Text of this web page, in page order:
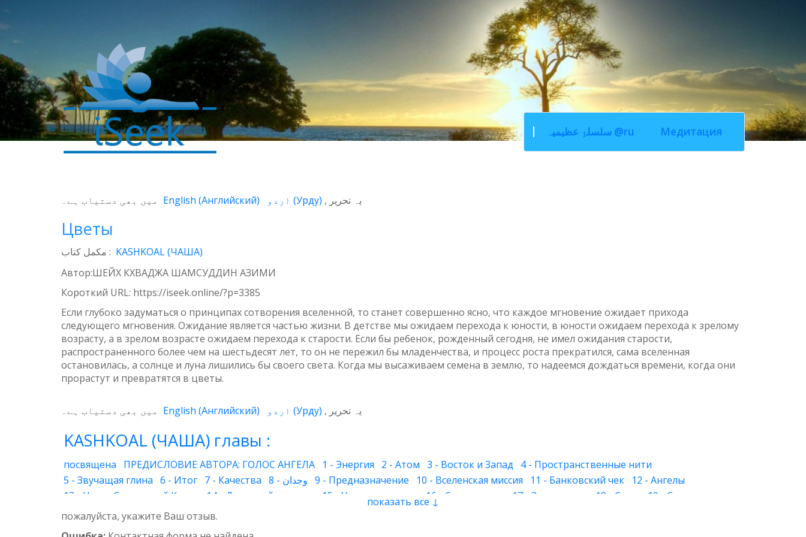
سلسلۂِ عظیمیہ @ru Медитация
یہ تحریر (Урду)
English (Английский) میں بھی دستیاب ہے۔
Цветы
مکمل کتاب : KASHKOAL (ЧАША)
Автор:ШЕЙХ КХВАДЖА ШАМСУДДИН АЗИМИ
Короткий URL: https://iseek.online/?p=3385
Если глубоко задуматься о принципах сотворения вселенной, то станет совершенно ясно, что каждое мгновение ожидает прихода
следующего мгновения. Ожидание является частью жизни. В детстве мы ожидаем перехода к юности, в юности ожидаем перехода к зрелому
возрасту, а в зрелом возрасте ожидаем перехода к старости. Если бы ребенок, рожденный сегодня, не имел ожидания старости,
распространенного более чем на шестьдесят лет, то он не пережил бы младенчества, и процесс роста прекратился, сама вселенная
остановилась, а солнце и луна лишились бы своего света. Когда мы высаживаем семена в землю, то надеемся дождаться времени, когда они
прорастут и превратятся в цветы.
یہ تحریر (Урду)
English (Английский) میں بھی دستیاب ہے۔
KASHKOAL (ЧАША) главы :
посвящена ПРЕДИСЛОВИЕ АВТОРА: ГОЛОС АНГЕЛА 1 - Энергия 2 - Атом 3 - Восток и Запад
4 - Пространственные нити
5 - Звучащая глина 6 - Итог 7 - Качества 8 - وجدان 9 - Предназначение 10 - Вселенская миссия 11 - Банковский чек
12 - Ангелы
13 - Наука Священной Книги
14 - Духовный человек 15 - Умиротворение 16 - Страх и горе 17 - Знакомство 18 - Слуга
19 - Слеза
20 - Друг Бога
21 - Супружеская жизнь 24 - Цвет
29 - Вера
30 - Воздушный шар
показать все ↓
пожалуйста, укажите Ваш отзыв.
WhatsApp